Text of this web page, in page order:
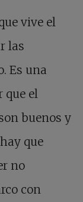
vive el
las
Es una
que el
buenos y
que
no
con